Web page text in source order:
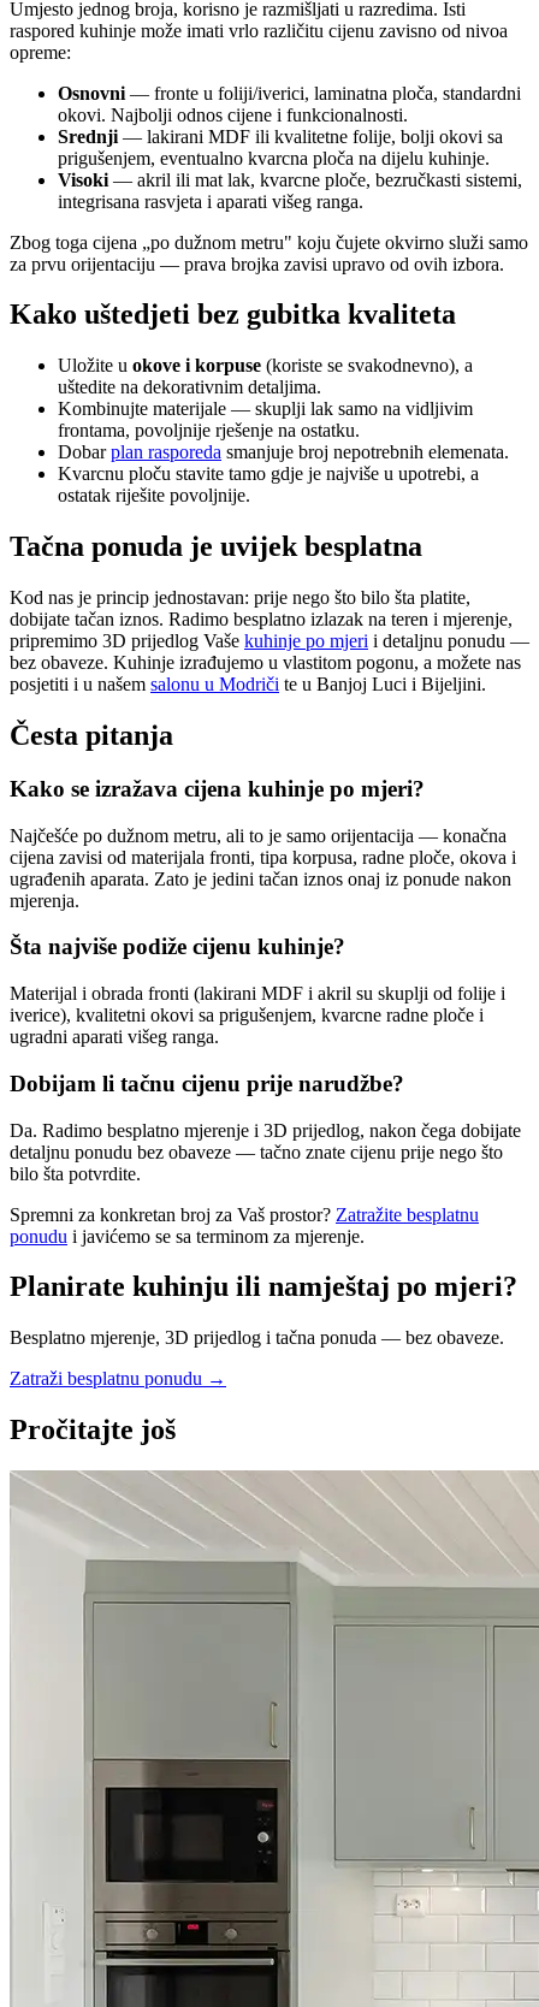
Umjesto jednog broja, korisno je razmišljati u razredima. Isti
raspored kuhinje može imati vrlo različitu cijenu zavisno od nivoa
opreme:
Osnovni — fronte u foliji/iverici, laminatna ploča, standardni
okovi. Najbolji odnos cijene i funkcionalnosti.
Srednji — lakirani MDF ili kvalitetne folije, bolji okovi sa
prigušenjem, eventualno kvarcna ploča na dijelu kuhinje.
Visoki — akril ili mat lak, kvarcne ploče, bezručkasti sistemi,
integrisana rasvjeta i aparati višeg ranga.
Zbog toga cijena „po dužnom metru" koju čujete okvirno služi samo
za prvu orijentaciju — prava brojka zavisi upravo od ovih izbora.
Kako uštedjeti bez gubitka kvaliteta
Uložite u okove i korpuse (koriste se svakodnevno), a
uštedite na dekorativnim detaljima.
Kombinujte materijale — skuplji lak samo na vidljivim
frontama, povoljnije rješenje na ostatku.
Dobarplan rasporeda smanjuje broj nepotrebnih elemenata.
Kvarcnu ploču stavite tamo gdje je najviše u upotrebi, a
ostatak riješite povoljnije.
Tačna ponuda je uvijek besplatna
Kod nas je princip jednostavan: prije nego što bilo šta platite,
dobijate tačan iznos. Radimo besplatno izlazak na teren i mjerenje,
pripremimo 3D prijedlog Vaše kuhinje po mjeri i detaljnu ponudu —
bez obaveze. Kuhinje izrađujemo u vlastitom pogonu, a možete nas
posjetiti i u našem salonu u Modriči te u Banjoj Luci i Bijeljini.
Česta pitanja
Kako se izražava cijena kuhinje po mjeri?
Najčešće po dužnom metru, ali to je samo orijentacija — konačna
cijena zavisi od materijala fronti, tipa korpusa, radne ploče, okova i
ugrađenih aparata. Zato je jedini tačan iznos onaj iz ponude nakon
mjerenja.
Šta najviše podiže cijenu kuhinje?
Materijal i obrada fronti (lakirani MDF i akril su skuplji od folije i
iverice), kvalitetni okovi sa prigušenjem, kvarcne radne ploče i
ugradni aparati višeg ranga.
Dobijam li tačnu cijenu prije narudžbe?
Da. Radimo besplatno mjerenje i 3D prijedlog, nakon čega dobijate
detaljnu ponudu bez obaveze — tačno znate cijenu prije nego što
bilo šta potvrdite.
Spremni za konkretan broj za Vaš prostor? Zatražite besplatnu
ponudu i javićemo se sa terminom za mjerenje.
Planirate kuhinju ili namještaj po mjeri?
Besplatno mjerenje, 3D prijedlog i tačna ponuda — bez obaveze.
Zatraži besplatnu ponudu →
Pročitajte još